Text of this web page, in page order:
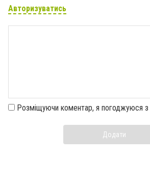
Авторизуватись
Розміщуючи коментар, я погоджуюся з
Додати